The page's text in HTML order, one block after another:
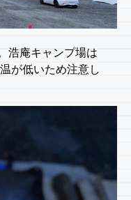
浩庵キャンプ場は
が低いため注意し